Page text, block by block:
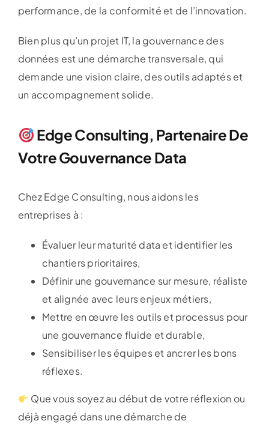
performance, de la conformité et de l’innovation.
Bien plus qu’un projet IT, la gouvernance des
données est une démarche transversale, qui
demande une vision claire, des outils adaptés et
un accompagnement solide.
Edge Consulting, Partenaire De
Votre Gouvernance Data
Chez Edge Consulting, nous aidons les
entreprises à :
Évaluer leur maturité data et identifier les
chantiers prioritaires,
Définir une gouvernance sur mesure, réaliste
et alignée avec leurs enjeux métiers,
Mettre en œuvre les outils et processus pour
une gouvernance fluide et durable,
Sensibiliser les équipes et ancrer les bons
réflexes.
Que vous soyez au début de votre réflexion ou
déjà engagé dans une démarche de